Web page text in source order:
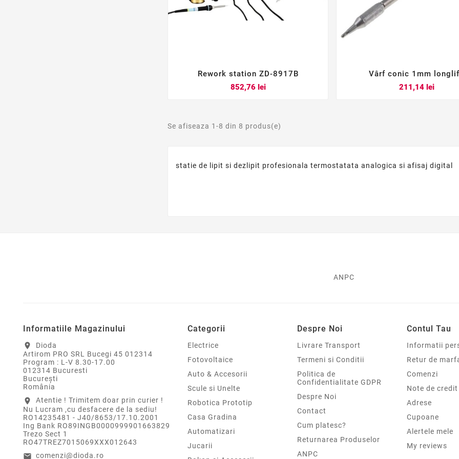

Rework station ZD-8917B
852,76 leiPret 
Vârf conic 1mm
211,14 leiPret
Se afiseaza 1-8 din 8 produs(e)
statie de lipit si dezlipit profesionala termostatata analogica si afisaj digital
ANPC
Informatiile Magazinului
location_on
Dioda
Artirom PRO SRL Bucegi 45 012314
Program : L-V 8.30-17.00
012314 Bucuresti
Bucureşti
România
location_on
Atentie ! Trimitem doar prin curier !
Nu Lucram ,cu desfacere de la sediu!
RO14235481 - J40/8653/17.10.2001
Ing Bank RO89INGB0000999901663829
Trezo Sect 1
RO47TREZ7015069XXX012643
email comenzi@dioda.ro
Categorii
Electrice
Fotovoltaice
Auto & Accesorii
Scule si Unelte
Robotica Prototip
Casa Gradina
Automatizari
Jucarii
Despre Noi
Livrare Transport
Termeni si Conditii
Politica de
Confidentialitate GDPR
Despre Noi
Contact
Cum platesc?
Returnarea Produselor
ANPC
Contul Tau
Informatii
Retur de
Comenzi
Note de credit
Adrese
Cupoane
Alertele mele
My reviews